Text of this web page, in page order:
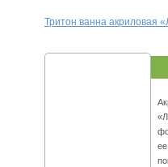
Тритон ванна акриловая